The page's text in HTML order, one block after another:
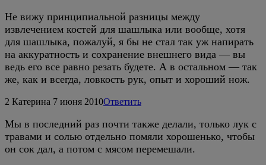
Не вижу принципиальной разницы между
извлечением костей для шашлыка или вообще, хотя
для шашлыка, пожалуй, я бы не стал так уж напирать
на аккуратность и сохранение внешнего вида — вы
ведь его все равно резать будете. А в остальном — так
же, как и всегда, ловкость рук, опыт и хороший нож.
2 Катерина 7 июня 2010Ответить
Мы в последний раз почти также делали, только лук с
травами и солью отдельно помяли хорошенько, чтобы
он сок дал, а потом с мясом перемешали.